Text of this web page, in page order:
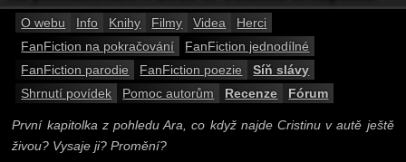
O webu Info Knihy Filmy Videa
Herci
FanFiction na pokračování
FanFiction jednodílné
FanFiction parodie
FanFiction poezie
Síň slávy
Shrnutí povídek
Pomoc autorům Recenze Fórum
První kapitolka z pohledu Ara, co když najde Cristinu v autě ještě
živou? Vysaje ji? Promění?